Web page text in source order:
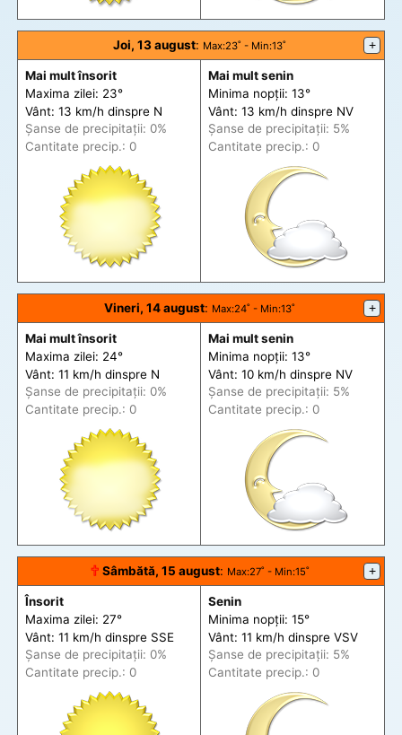
Joi, 13 august: Max:23˚ - Min:13˚ +
Mai mult însorit
Maxima zilei: 23°
Vânt: 13 km/h dinspre N
Șanse de precipitații: 0%
Cantitate precip.: 0
Mai mult senin
Minima nopții: 13°
Vânt: 13 km/h dinspre NV
Șanse de precipitații: 5%
Cantitate precip.: 0
Vineri, 14 august: Max:24˚ - Min:13˚ +
Mai mult însorit
Maxima zilei: 24°
Vânt: 11 km/h dinspre N
Șanse de precipitații: 0%
Cantitate precip.: 0
Mai mult senin
Minima nopții: 13°
Vânt: 10 km/h dinspre NV
Șanse de precipitații: 5%
Cantitate precip.: 0
🕆 Sâmbătă, 15 august: Max:27˚ - Min:15˚ +
Însorit
Maxima zilei: 27°
Vânt: 11 km/h dinspre SSE
Șanse de precipitații: 0%
Cantitate precip.: 0
Senin
Minima nopții: 15°
Vânt: 11 km/h dinspre VSV
Șanse de precipitații: 5%
Cantitate precip.: 0